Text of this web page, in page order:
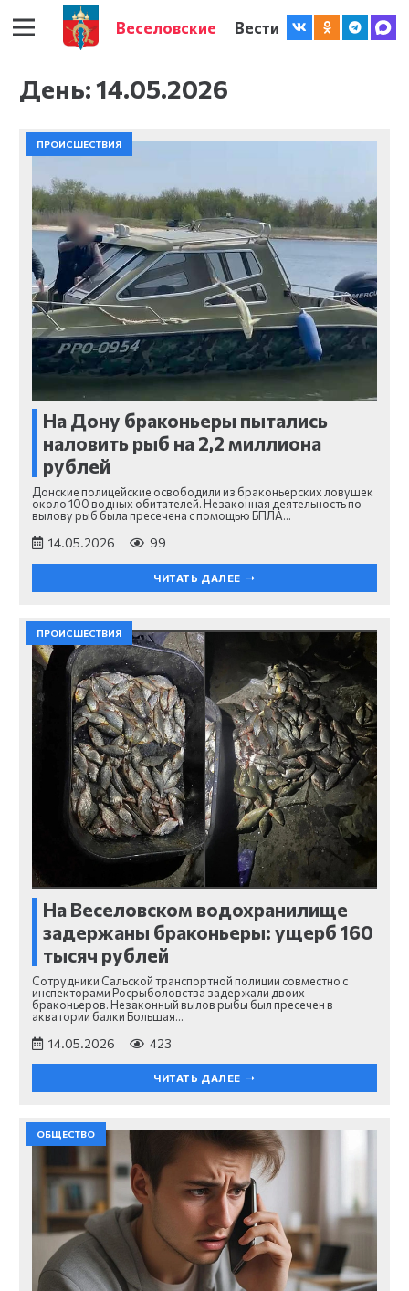
Веселовские Вести
День:14.05.2026
ПРОИСШЕСТВИЯ
На Дону браконьеры пытались
наловить рыб на 2,2 миллиона
рублей
Донские полицейские освободили из браконьерских ловушек
около 100 водных обитателей. Незаконная деятельность по
вылову рыб была пресечена с помощью БПЛА…
14.05.2026 99
ЧИТАТЬ ДАЛЕЕ
ПРОИСШЕСТВИЯ
На Веселовском водохранилище
задержаны браконьеры: ущерб 160
тысяч рублей
Сотрудники Сальской транспортной полиции совместно с
инспекторами Росрыболовства задержали двоих
браконьеров. Незаконный вылов рыбы был пресечен в
акватории балки Большая…
14.05.2026 423
ЧИТАТЬ ДАЛЕЕ
ОБЩЕСТВО